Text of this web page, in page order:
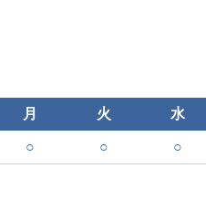
月 火 水
○ ○ ○